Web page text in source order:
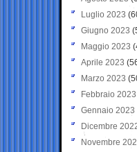
Luglio 2023
Giugno 2023
Maggio 2023
Aprile 2023
Marzo 2023
Febbraio 2023
Gennaio 2023
Dicembre
Novembre